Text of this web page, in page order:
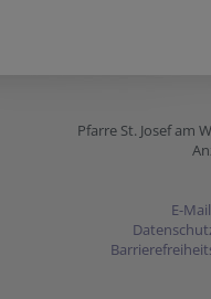
Pfarre St. Josef am
E-